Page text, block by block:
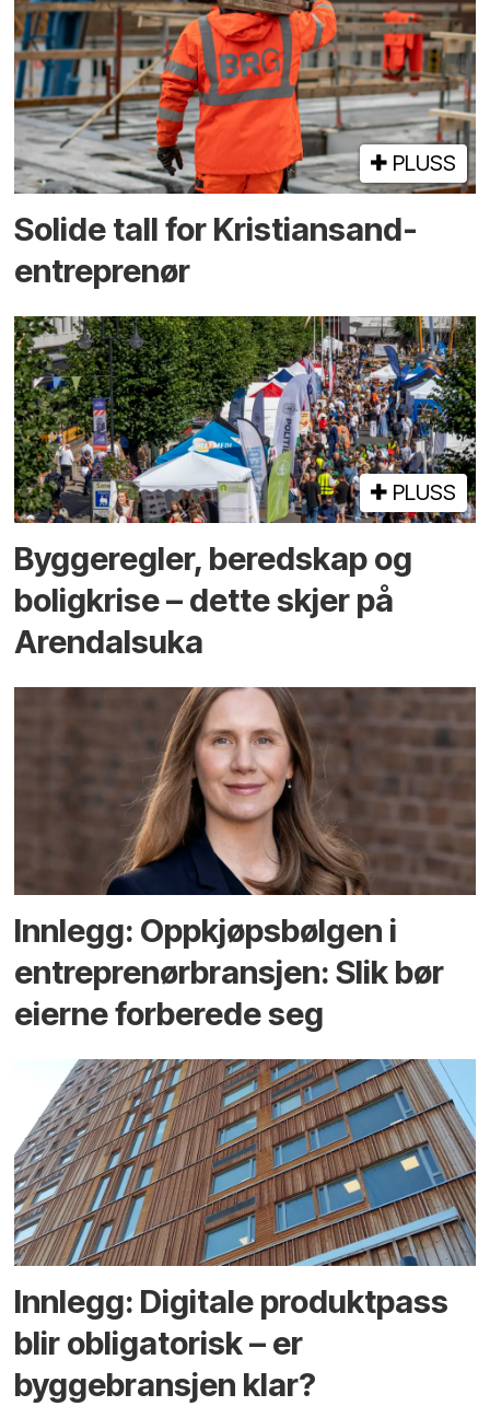
PLUSS
Solide tall for Kristiansand-
entreprenør
PLUSS
Bygge­regler, beredskap og
bolig­krise – dette skjer på
Arendals­uka
Innlegg: Oppkjøps­bølgen i
entreprenør­bransjen: Slik bør
eierne forberede seg
Innlegg: Digitale produktpass
blir obligatorisk – er
byggebransjen klar?